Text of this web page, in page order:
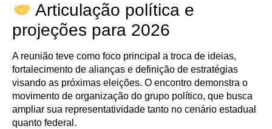
Articulação política e
projeções para 2026
A reunião teve como foco principal a troca de ideias,
fortalecimento de alianças e definição de estratégias
visando as próximas eleições. O encontro demonstra o
movimento de organização do grupo político, que busca
ampliar sua representatividade tanto no cenário estadual
quanto federal.